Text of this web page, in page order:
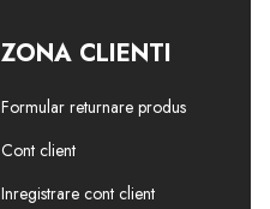
ZONA CLIENTI
Formular returnare produs
Cont client
Inregistrare cont client